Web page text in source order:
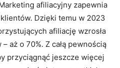
afiliacyjny zapewnia
Dzięki temu w 2023
afiliację wzrosła
aż o 70%. Z całą pewnością
przyciągnąć jeszcze więcej